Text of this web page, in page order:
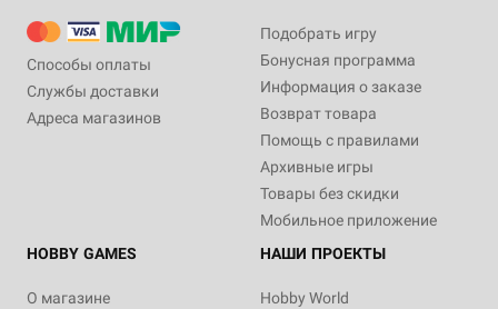
Способы оплаты
Службы доставки
Адреса магазинов
Подобрать игру
Бонусная программа
Информация о заказе
Возврат товара
Помощь с правилами
Архивные игры
Товары без скидки
Мобильное приложение
HOBBY GAMES
О магазине
НАШИ ПРОЕКТЫ
Hobby World